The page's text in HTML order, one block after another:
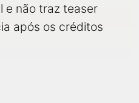
e não traz teaser
após os créditos